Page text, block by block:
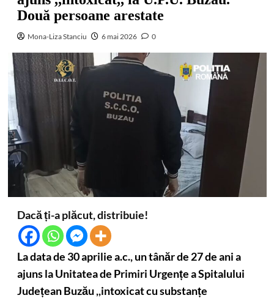
Două persoane arestate
Mona-Liza Stanciu 6 mai 2026 0
Dacă ți-a plăcut, distribuie!
La data de 30 aprilie a.c., un tânăr de 27 de ani a
ajuns la Unitatea de Primiri Urgențe a Spitalului
Județean Buzău ,,intoxicat cu substanțe